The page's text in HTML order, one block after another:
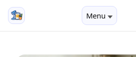
Menu